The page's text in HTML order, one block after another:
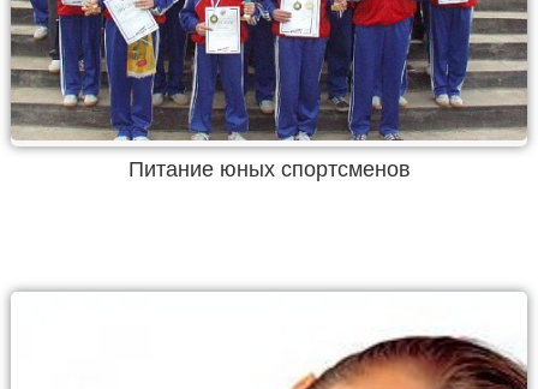
Питание юных спортсменов